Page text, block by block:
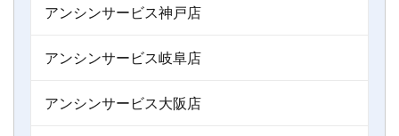
アンシンサービス神戸店
アンシンサービス岐阜店
アンシンサービス大阪店